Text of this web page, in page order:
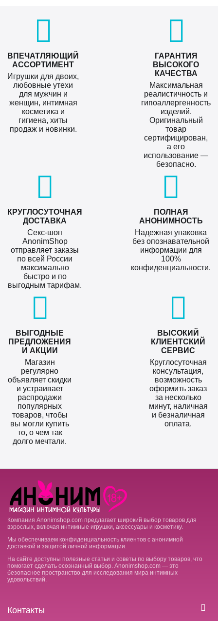
ВПЕЧАТЛЯЮЩИЙ
АССОРТИМЕНТ
Игрушки для двоих,
любовные утехи
для мужчин и
женщин, интимная
косметика и
гигиена, хиты
продаж и новинки.
ГАРАНТИЯ
ВЫСОКОГО
КАЧЕСТВА
Максимальная
реалистичность и
гипоаллергенность
изделий.
Оригинальный
товар
сертифицирован,
а его
использование —
безопасно.
КРУГЛОСУТОЧНАЯ
ДОСТАВКА
Секс-шоп
AnonimShop
отправляет заказы
по всей России
максимально
быстро и по
выгодным тарифам.
ПОЛНАЯ
АНОНИМНОСТЬ
Надежная упаковка
без опознавательной
информации для
100%
конфиденциальности.
ВЫГОДНЫЕ
ПРЕДЛОЖЕНИЯ
И АКЦИИ
Магазин
регулярно
объявляет скидки
и устраивает
распродажи
популярных
товаров, чтобы
вы могли купить
то, о чем так
долго мечтали.
ВЫСОКИЙ
КЛИЕНТСКИЙ
СЕРВИС
Круглосуточная
консультация,
возможность
оформить заказ
за несколько
минут, наличная
и безналичная
оплата.
Компания Anonimshop.com предлагает широкий выбор товаров для
взрослых, включая интимные игрушки, аксессуары и косметику.
Мы обеспечиваем конфиденциальность клиентов с анонимной
доставкой и защитой личной информации.
На сайте доступны полезные статьи и советы по выбору товаров, что
помогает сделать осознанный выбор. Anonimshop.com — это
безопасное пространство для исследования мира интимных
удовольствий.
Контакты